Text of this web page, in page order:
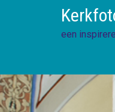
een